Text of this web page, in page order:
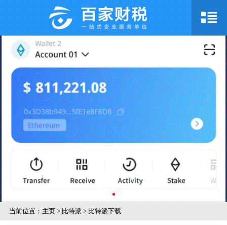
当前位置： 主页> 比特派 > 比特派下载